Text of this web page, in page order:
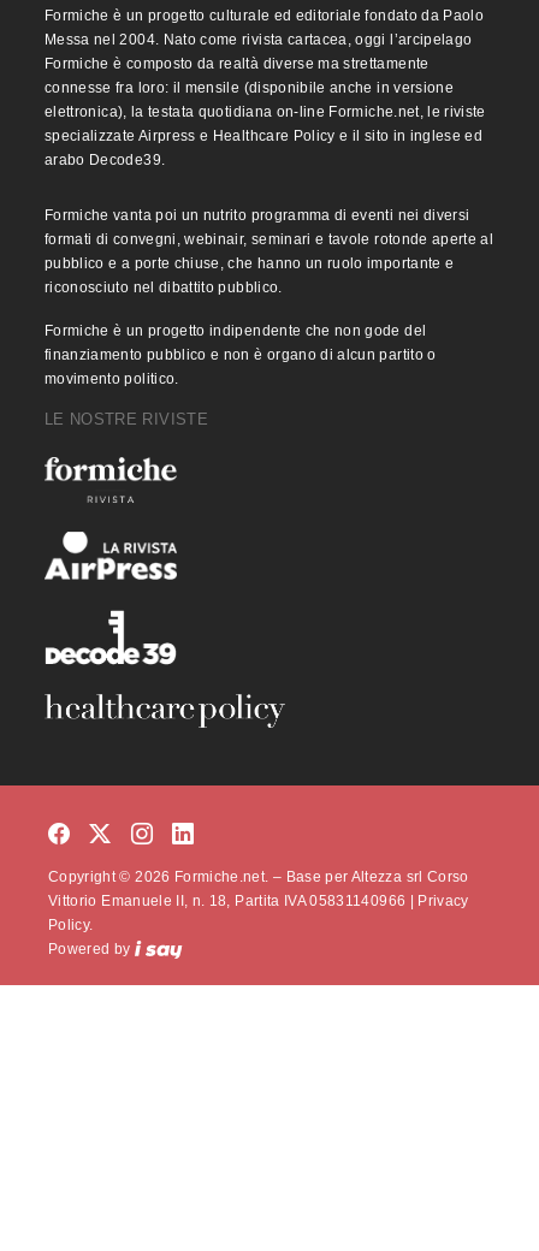
Formiche è un progetto culturale ed editoriale fondato da Paolo
Messa nel 2004. Nato come rivista cartacea, oggi l’arcipelago
Formiche è composto da realtà diverse ma strettamente
connesse fra loro: il mensile (disponibile anche in versione
elettronica), la testata quotidiana on-line Formiche.net, le riviste
specializzate Airpress e Healthcare Policy e il sito in inglese ed
arabo Decode39.
Formiche vanta poi un nutrito programma di eventi nei diversi
formati di convegni, webinair, seminari e tavole rotonde aperte al
pubblico e a porte chiuse, che hanno un ruolo importante e
riconosciuto nel dibattito pubblico.
Formiche è un progetto indipendente che non gode del
finanziamento pubblico e non è organo di alcun partito o
movimento politico.
LE NOSTRE RIVISTE
Copyright © 2026 Formiche.net. – Base per Altezza srl Corso
Vittorio Emanuele II, n. 18, Partita IVA 05831140966 |
Privacy
Policy.
Powered by